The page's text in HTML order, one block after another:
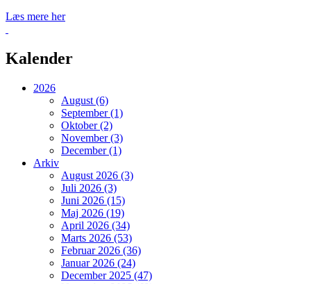
Læs mere her
Kalender
2026
August (6)
September (1)
Oktober (2)
November (3)
December (1)
Arkiv
August 2026 (3)
Juli 2026 (3)
Juni 2026 (15)
Maj 2026 (19)
April 2026 (34)
Marts 2026 (53)
Februar 2026 (36)
Januar 2026 (24)
December 2025 (47)